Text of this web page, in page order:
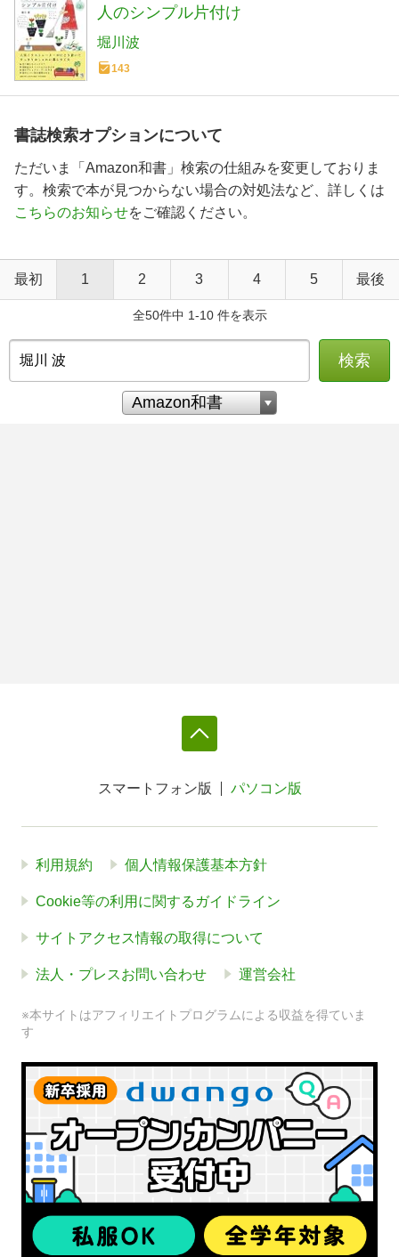
人のシンプル片付け
堀川波
143
書誌検索オプションについて
ただいま「Amazon和書」検索の仕組みを変更しておりま
す。検索で本が見つからない場合の対処法など、詳しくは
こちらのお知らせをご確認ください。
最初 1 2 3 4 5 最後
全50件中 1-10 件を表示
検索
スマートフォン版 パソコン版
利用規約 個人情報保護基本方針
Cookie等の利用に関するガイドライン
サイトアクセス情報の取得について
法人・プレスお問い合わせ 運営会社
※本サイトはアフィリエイトプログラムによる収益を得ていま
す